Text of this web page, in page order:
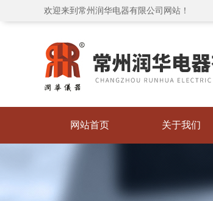
欢迎来到常州润华电器有限公司网站！
网站首页 关于我们